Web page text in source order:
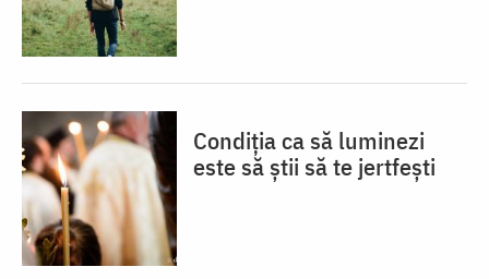
Condiția ca să luminezi
este să știi să te jertfești